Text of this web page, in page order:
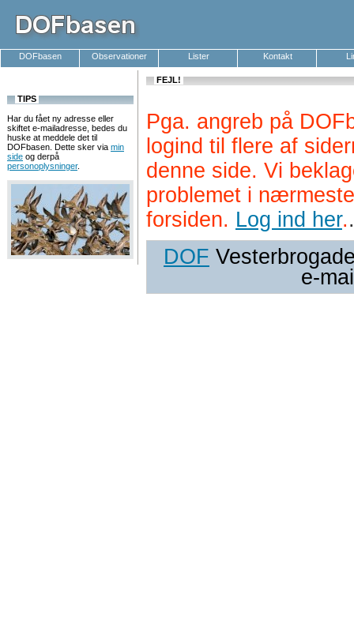
DOFbasen Observationer Lister Kontakt
TIPS
Har du fået ny adresse eller
skiftet e-mailadresse, bedes du
huske at meddele det til
DOFbasen. Dette sker via min
side og derpå
personoplysninger.
FEJL!
Pga. angreb på
logind til flere af
denne side. Vi
problemet i
forsiden. Log ind her..
DOF
e-